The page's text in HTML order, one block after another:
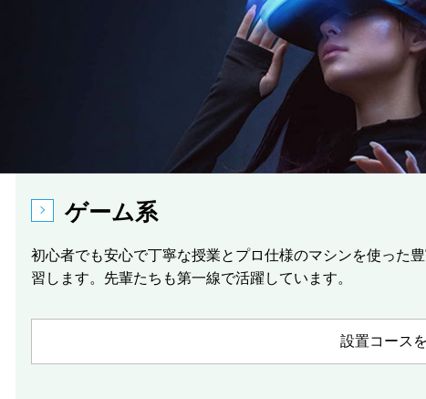
ゲーム系
初心者でも安心で丁寧な授業とプロ仕様のマシンを使った
習します。先輩たちも第一線で活躍しています。
設置コース